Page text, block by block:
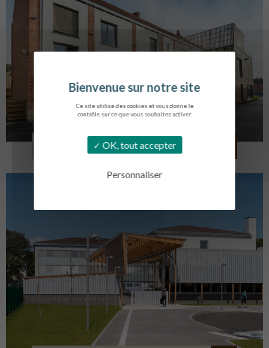
Ce site utilise des cookies et vous donne le
contrôle sur ce que vous souhaitez activer.
OK, tout accepter
Personnaliser
LOG. JEUNES TRAVAILLEURS